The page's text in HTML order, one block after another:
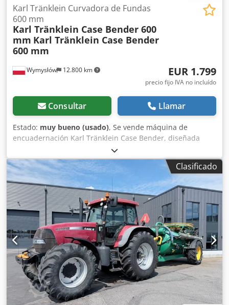
Wymysłów 12.800 km
Karl Tränklein Curvadora de Fundas
600 mm
Karl Tränklein Case Bender 600
mm Karl Tränklein Case Bender
600 mm
EUR 1.799
precio fijo IVA no incluído
Consultar Llamar
Estado: muy bueno (usado), Se vende máquina de
encuadernación Karl Tränklein Case Bender, diseñada
para dar forma y curvar los lomos de las cubiertas de
libros de tapa dura. El dispositivo proporciona a las
cubiertas el radio adecuado, lo que permite que se ajusten
perfectamente al bloque del libro. La máquina está
equipada con rodillos ajustables que permiten adaptarse
a diferentes grosores de cubiertas. Su robusta estructura
de hierro fundido garantiza una alta precisión y una larga
vida útil. Datos técnicos: Fabricante: Karl Tränklein Tipo:
Case Bender / máquina para dar forma a lomos Ancho de
trabajo: aprox. 600 mm Ajuste de la presión de los rodillos
Estructura estable de hierro fundido Accionamiento
eléctrico Mesa de trabajo Estado: usada Aplicaciones:
producción de libros de tapa dura, Dwedpfx Asziwnbshvoa
encuadernaciones, imprentas, empresas de artes gráficas,
producción de álbumes, catálogos y encuadernaciones.
Clasificado